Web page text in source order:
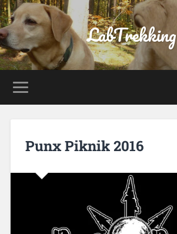
LabTrekking
Punx Piknik 2016